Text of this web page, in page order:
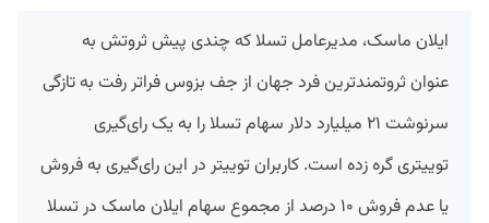
ایلان ماسک، مدیرعامل تسلا که چندی پیش ثروتش به
عنوان ثروتمند‌ترین فرد جهان از جف بزوس فراتر رفت به تازگی
سرنوشت ۲۱ میلیارد دلار سهام تسلا را به یک رای‌گیری
توییتری گره زده است. کاربران توییتر در این رای‌گیری به فروش
یا عدم فروش ۱۰ درصد از مجموع سهام ایلان ماسک در تسلا